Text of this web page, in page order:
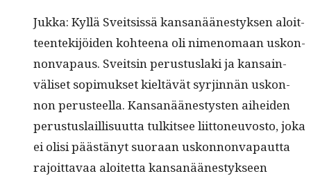
Juk­ka: Kyl­lä Sveit­sis­sä kansanäänestyk­sen aloit­
teen­tek­i­jöi­den kohteena oli nimeno­maan uskon­
non­va­paus. Sveitsin perus­tus­la­ki ja kan­sain­
väliset sopimuk­set kieltävät syr­jin­nän uskon­
non perus­teel­la. Kansanäänestys­ten aihei­den
perus­tus­lail­lisu­ut­ta tulk­it­see liit­toneu­vos­to, joka
ei olisi päästänyt suo­raan uskon­non­va­paut­ta
rajoit­tavaa aloitet­ta kansanäänestyk­seen